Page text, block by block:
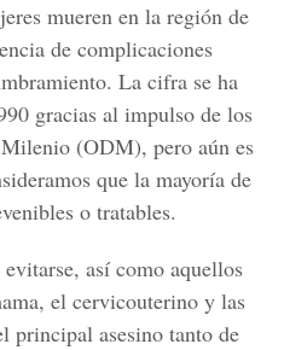
mueren en la región de
de complicaciones
La cifra se ha
gracias al impulso de los
(ODM), pero aún es
que la mayoría de
o tratables.
así como aquellos
el cervicouterino y las
principal asesino tanto de